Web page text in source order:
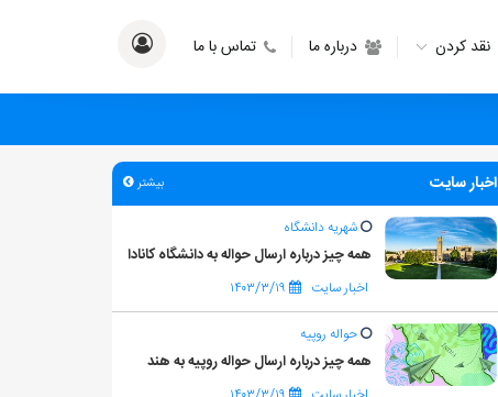
نقد کردن درباره ما تماس با ما
اخبار سایت بیشتر
شهریه دانشگاه
همه چیز درباره ارسال حواله به دانشگاه کانادا
اخبار سایت ۱۴۰۳/۳/۱۹
حواله روپیه
همه چیز درباره ارسال حواله روپیه به هند